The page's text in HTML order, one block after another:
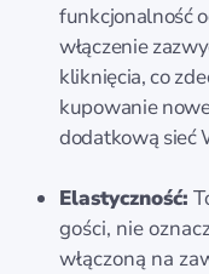
funkcjonalność
włączenie
kliknięcia, co
kupowanie
dodatkową sieć
Elastyczność:
gości, nie
włączoną na